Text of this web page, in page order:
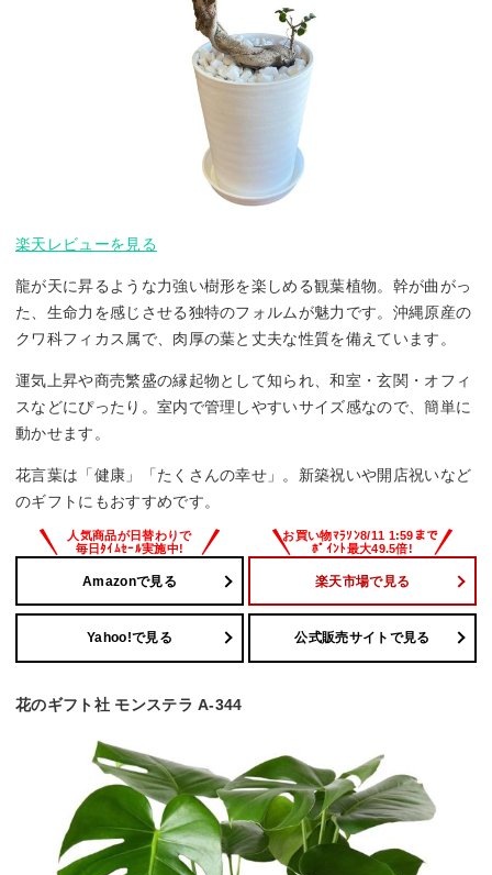
楽天レビューを見る
龍が天に昇るような力強い樹形を楽しめる観葉植物。幹が曲がっ
た、生命力を感じさせる独特のフォルムが魅力です。沖縄原産の
クワ科フィカス属で、肉厚の葉と丈夫な性質を備えています。
運気上昇や商売繁盛の縁起物として知られ、和室・玄関・オフィ
スなどにぴったり。室内で管理しやすいサイズ感なので、簡単に
動かせます。
花言葉は「健康」「たくさんの幸せ」。新築祝いや開店祝いなど
のギフトにもおすすめです。
Amazonで見る 楽天市場で見る
Yahoo!で見る 公式販売サイトで見る
花のギフト社 モンステラ A-344